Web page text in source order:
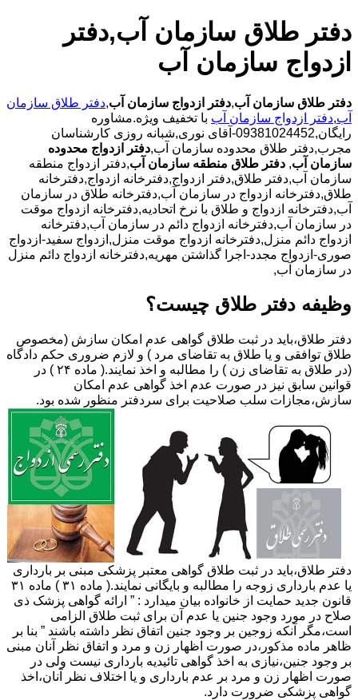
دفتر طلاق سازمان آب,دفتر
ازدواج سازمان آب
دفتر طلاق سازمان آب,دفتر ازدواج سازمان آب,دفتر طلاق سازمان
آب,دفتر ازدواج سازمان آب با تخفیف ویژه.مشاوره
رایگان,09381024452-آقای نوری,شبانه روزی کارشناسان
مجرب,دفتر طلاق محدوده سازمان آب,دفتر ازدواج محدوده
سازمان آب, دفتر طلاق منطقه سازمان آب,دفتر ازدواج منطقه
سازمان آب,دفتر طلاق,دفتر ازدواج,دفترخانه ازدواج,دفترخانه
طلاق,دفترخانه ازدواج در سازمان آب,دفترخانه طلاق در سازمان
آب,دفترخانه ازدواج و طلاق با نرخ اتحادیه,دفترخانه ازدواج موقت
در سازمان آب,دفترخانه ازدواج دائم در سازمان آب,دفترخانه
ازدواج دائم منزل,دفترخانه ازدواج موقت منزل,ازدواج سفید-ازدواج
صوری-ازدواج مجدد-اجرا گذاشتن مهریه,دفترخانه ازدواج دائم منزل
در سازمان آب,
وظیفه دفتر طلاق چیست؟
دفتر طلاق،باید در ثبت طلاق گواهی عدم امکان سازش (مخصوص
طلاق توافقی و یا طلاق به تقاضای مرد ) و لازم ضروری حکم دادگاه
(در طلاق به تقاضای زن ) را مطالبه و اخذ نمایند.( ماده ۲۴ ) در
قوانین سابق نیز در صورت عدم اخذ گواهی عدم امکان
سازش،مجازات سلب صلاحیت برای سردفتر منظور شده بود.
دفتر طلاق،باید در ثبت طلاق گواهی معتبر پزشکی مبنی بر بارداری
یا عدم بارداری زوجه را مطالبه و بایگانی نمایند.( ماده ۳۱ ) ماده ۳۱
قانون جدید حمایت از خانواده بیان میدارد : ” ارائه گواهی پزشک ذی
صلاح در مورد وجود جنین یا عدم آن برای ثبت طلاق الزامی
است،مگر آنکه زوجین بر وجود جنین اتفاق نظر داشته باشند ” بنا بر
ظاهر ماده مذکور،در صورت اظهار زن و مرد و اتفاق نظر آنان مبنی
بر وجود جنین،نیازی به اخذ گواهی تائیدیه بارداری نیست ولی در
صورت اظهار زن و مرد بر عدم بارداری و یا اختلاف نظر آنان،اخذ
گواهی پزشکی ضرورت دارد.